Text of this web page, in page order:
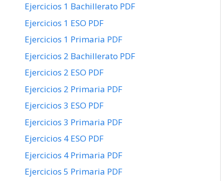
Ejercicios 1 Bachillerato PDF
Ejercicios 1 ESO PDF
Ejercicios 1 Primaria PDF
Ejercicios 2 Bachillerato PDF
Ejercicios 2 ESO PDF
Ejercicios 2 Primaria PDF
Ejercicios 3 ESO PDF
Ejercicios 3 Primaria PDF
Ejercicios 4 ESO PDF
Ejercicios 4 Primaria PDF
Ejercicios 5 Primaria PDF